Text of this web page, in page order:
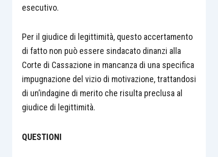
esecutivo.
Per il giudice di legittimità, questo accertamento
di fatto non può essere sindacato dinanzi alla
Corte di Cassazione in mancanza di una specifica
impugnazione del vizio di motivazione, trattandosi
di un’indagine di merito che risulta preclusa al
giudice di legittimità.
QUESTIONI